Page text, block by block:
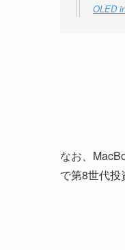
OLED
なお、
で第8世代投